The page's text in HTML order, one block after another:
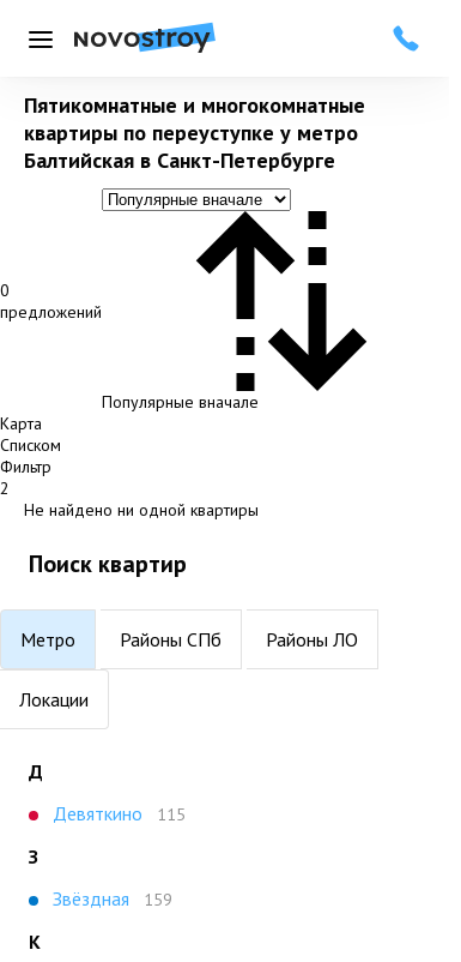
Меню
Пятикомнатные и многокомнатные
квартиры по переуступке у метро
Балтийская в Санкт-Петербурге
0
предложений
Популярные вначале
Карта
Списком
Фильтр
2
Не найдено ни одной квартиры
Поиск квартир
Метро Районы СПб Районы ЛО
Локации
Д
Девяткино
115
З
Звёздная
159
К